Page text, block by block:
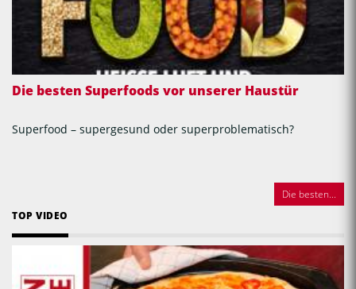
Die besten Superfoods vor unserer Haustür
Superfood – supergesund oder superproblematisch?
Die besten...
TOP VIDEO